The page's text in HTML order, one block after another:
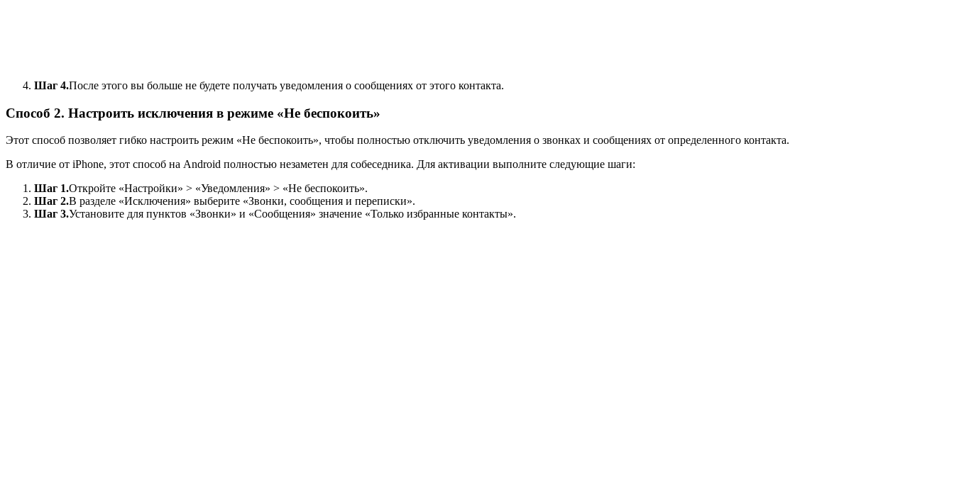
Шаг 4.После этого вы больше не будете получать уведомления о сообщениях от этого контакта.
Способ 2. Настроить исключения в режиме «Не беспокоить»
Этот способ позволяет гибко настроить режим «Не беспокоить», чтобы полностью отключить уведомления о звонках и сообщениях от определенного контакта.
В отличие от iPhone, этот способ на Android полностью незаметен для собеседника. Для активации выполните следующие шаги:
Шаг 1.Откройте «Настройки» > «Уведомления» > «Не беспокоить».
Шаг 2.В разделе «Исключения» выберите «Звонки, сообщения и переписки».
Шаг 3.Установите для пунктов «Звонки» и «Сообщения» значение «Только избранные контакты».